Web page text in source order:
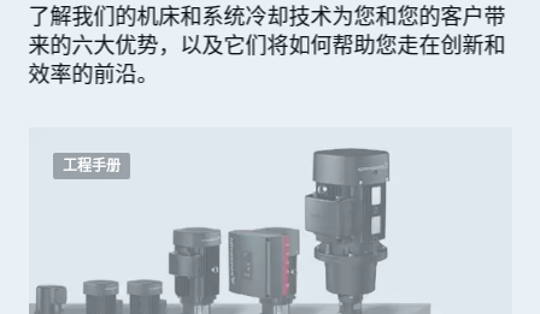
了解我们的机床和系统冷却技术为您和您的客户带
来的六大优势，以及它们将如何帮助您走在创新和
效率的前沿。
工程手册